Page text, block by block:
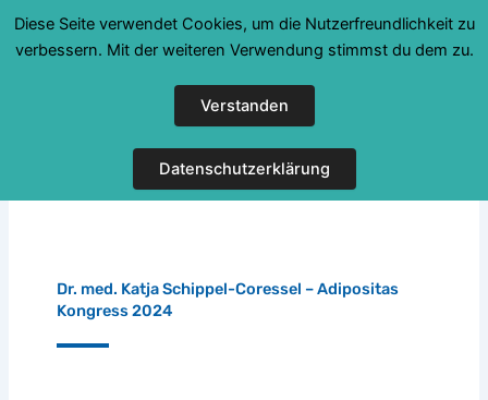
Dr. med. Katja Schippel-Coressel – Adipositas
Kongress 2024
Diese Seite verwendet Cookies, um die Nutzerfreundlichkeit zu
verbessern. Mit der weiteren Verwendung stimmst du dem zu.
Verstanden
Datenschutzerklärung